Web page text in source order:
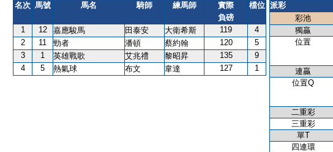
名次 馬號 馬名 騎師 練馬師
實際
負磅
檔位
1 12 嘉應駿馬 田泰安 大衛希斯 119
4
2
11 勁者 潘頓 蔡約翰 120
5
3
1 英雄戰歌 艾兆禮 黎昭昇 135
9
4
5 熱氣球 布文 韋達 127 1
派彩
彩池
獨贏
位置
連贏
位置Q
二重彩
三重彩
單T
四連環